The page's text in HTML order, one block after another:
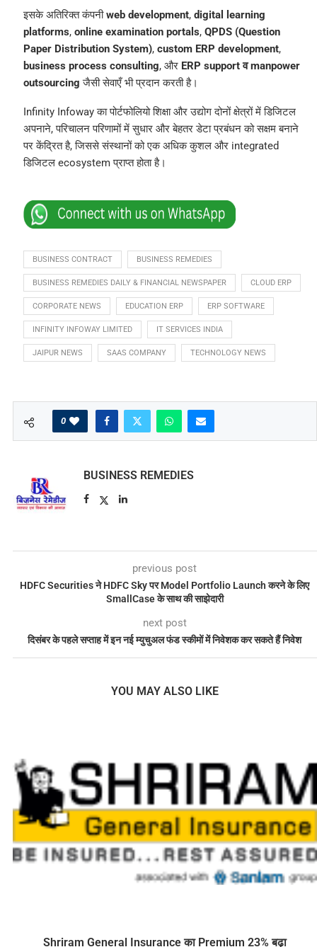
इसके अतिरिक्त कंपनीweb development, digital learning
platforms, online examination portals, QPDS (Question
Paper Distribution System), custom ERP development,
business process consulting, और ERP support व manpower
outsourcing जैसी सेवाएँ भी प्रदान करती है।
Infinity Infoway का पोर्टफोलियो शिक्षा और उद्योग दोनों क्षेत्रों में डिजिटल
अपनाने, परिचालन परिणामों में सुधार और बेहतर डेटा प्रबंधन को सक्षम बनाने
पर केंद्रित है, जिससे संस्थानों को एक अधिक कुशल और integrated
डिजिटल ecosystem प्राप्त होता है।
BUSINESS CONTRACT BUSINESS REMEDIES
BUSINESS REMEDIES DAILY & FINANCIAL NEWSPAPER CLOUD ERP
CORPORATE NEWS EDUCATION ERP ERP SOFTWARE
INFINITY INFOWAY LIMITED IT SERVICES INDIA
JAIPUR NEWS SAAS COMPANY TECHNOLOGY NEWS
0
BUSINESS REMEDIES
previous post
HDFC Securities ने HDFC Sky पर Model Portfolio Launch करने के लिए
SmallCase के साथ की साझेदारी
next post
दिसंबर के पहले सप्ताह में इन नई म्युचुअल फंड स्कीमों में निवेशक कर सकते हैं निवेश
YOU MAY ALSO LIKE
Shriram General Insurance का Premium 23% बढ़ा